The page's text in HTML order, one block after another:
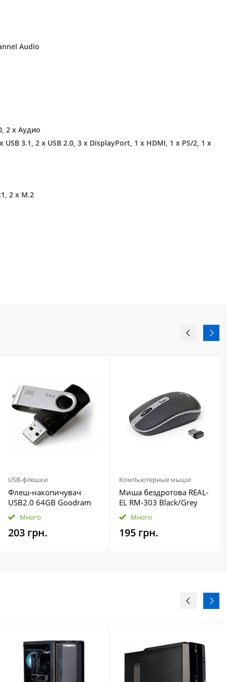
Audio
2 х Аудио
USB 3.1, 2 х USB 2.0, 3 х DisplayPort, 1 x HDMI, 1 x PS/2, 1 x
2 x M.2
USB-флешки
Флеш-накопичувач
USB2.0 64GB Goodram
UTS2 (Twister) Black
(UTS2-0640K0R11)
Много
203 грн.
Компьютерные мыши
Миша бездротова REAL-
EL RM-303 Black/Grey
Много
195 грн.